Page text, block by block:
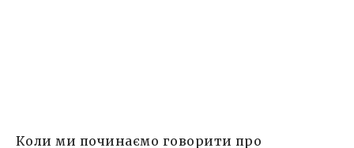
Коли ми починаємо говорити про